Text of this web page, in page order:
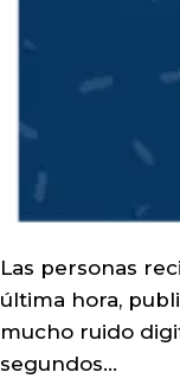
Las personas
última hora,
mucho ruido
segundos...